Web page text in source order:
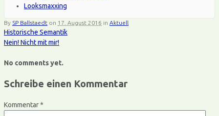
Looksmaxxing
By SP Ballstaedt on 17. August 2016 in Aktuell
Historische Semantik
Nein! Nicht mit mir!
No comments yet.
Schreibe einen Kommentar
Kommentar*